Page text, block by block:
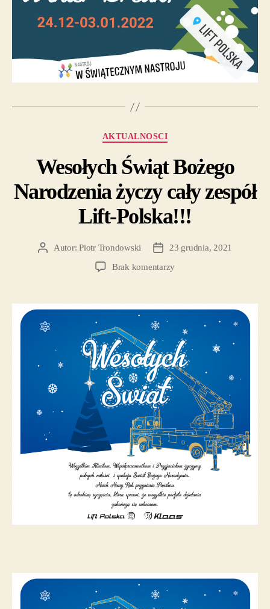
AKTUALNOSCI
Wesołych Świąt Bożego
Narodzenia życzy cały zespół
Lift-Polska!!!
Autor:Piotr Trondowski
23 grudnia, 2021
Brak komentarzy